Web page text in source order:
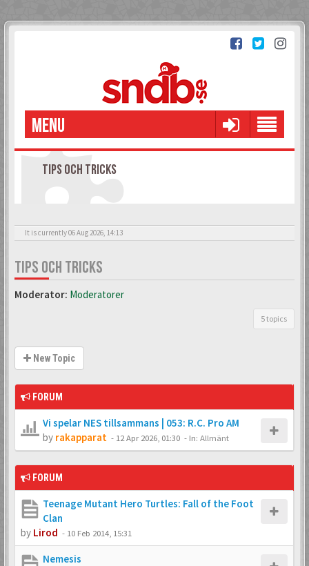
MENU
TIPS OCH TRICKS
It is currently 06 Aug 2026, 14:13
TIPS OCH TRICKS
Moderator: Moderatorer
5 topics
New Topic
FORUM
Vi spelar NES tillsammans | 053: R.C. Pro AM
by rakapparat - 12 Apr 2026, 01:30 - In: Allmänt
FORUM
Teenage Mutant Hero Turtles: Fall of the Foot
Clan
by Lirod - 10 Feb 2014, 15:31
Nemesis